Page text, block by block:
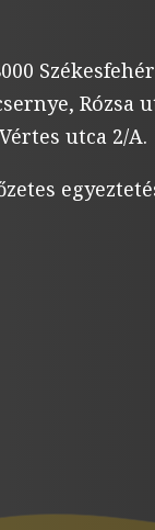
Rózsa
utca 2/A.